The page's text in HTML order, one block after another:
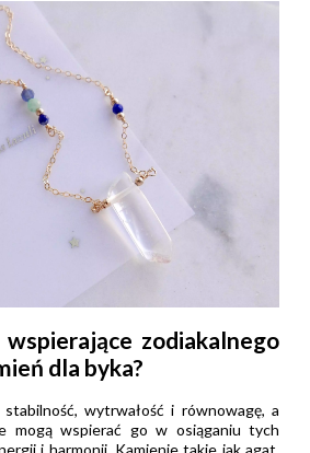
zodiakalnego
dla byka?
stabilność, wytrwałość i równowagę, a
mogą wspierać go w osiąganiu tych
i harmonii. Kamienie takie jak agat,